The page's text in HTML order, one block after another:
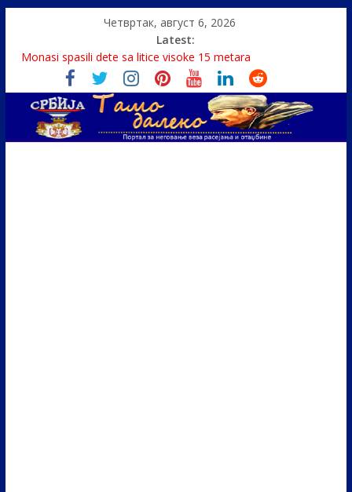
Четвртак, август 6, 2026
Latest:
Monasi spasili dete sa litice visoke 15 metara
Čije je pravo na istinu o Nikoli Tesli?
Srbin zaspao na Dunavu, reka ga odnela u Rumuniju
Politika i seks glavne teme srpskih medija
U Srbiji pola miliona migranata, 100 000 stranaca se zaposlilo